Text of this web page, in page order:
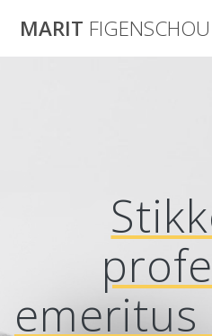
to
MARIT FIGENSCHOU